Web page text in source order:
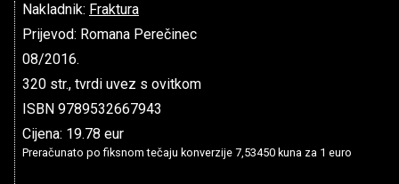
Nakladnik: Fraktura
Prijevod: Romana Perečinec
08/2016.
320 str., tvrdi uvez s ovitkom
ISBN 9789532667943
Cijena: 19.78 eur
Preračunato po fiksnom tečaju konverzije 7,53450 kuna za 1 euro